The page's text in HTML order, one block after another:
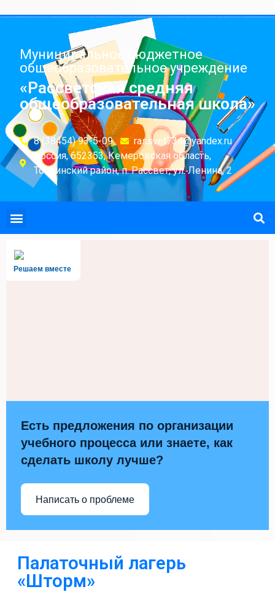
Муниципальное бюджетное
общеобразовательное учреждение
«Рассветская средняя
общеобразовательная школа»
8 (38454) 93-5-09
rassvet734@yandex.ru
Россия, 652353, Кемеровская область,
Топкинский район, п. Рассвет, ул. Ленина, 2
Решаем вместе
Есть предложения по организации
учебного процесса или знаете, как
сделать школу лучше?
Написать о проблеме
Палаточный лагерь
«Шторм»